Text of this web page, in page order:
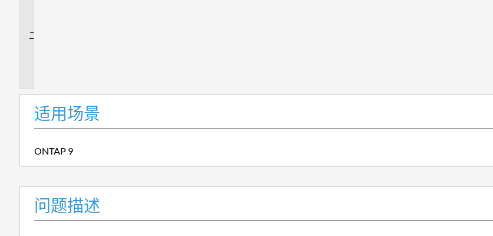
适用场景
ONTAP 9
问题描述